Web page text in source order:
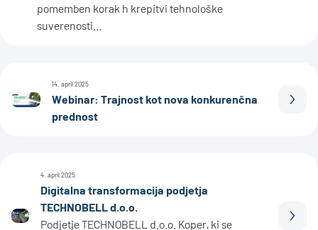
pomemben korak h krepitvi tehnološke
suverenosti...
14. april 2025
Webinar: Trajnost kot nova konkurenčna
prednost
4. april 2025
Digitalna transformacija podjetja
TECHNOBELL d.o.o.
Podjetje TECHNOBELL d.o.o. Koper, ki se